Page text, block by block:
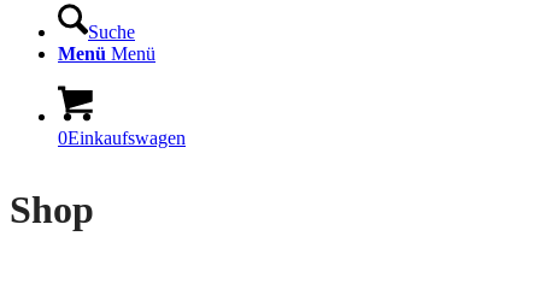
Suche
Menü Menü
0Einkaufswagen
Shop